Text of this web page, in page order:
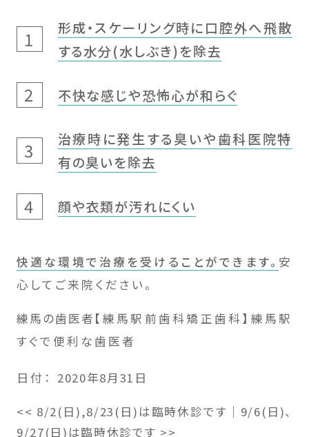
形成・スケーリング時に口腔外へ飛散
する水分(水しぶき)を除去
不快な感じや恐怖心が和らぐ
治療時に発生する臭いや歯科医院特
有の臭いを除去
顔や衣類が汚れにくい
快適な環境で治療を受けることができます。 安
心してご来院ください。
練馬の歯医者 【練馬駅前歯科矯正歯科】練馬駅
すぐで便利な歯医者
日付： 2020年8月31日
<< 8/2(日),8/23(日)は臨時休診です ｜ 9/6(日)、
9/27(日)は臨時休診です >>